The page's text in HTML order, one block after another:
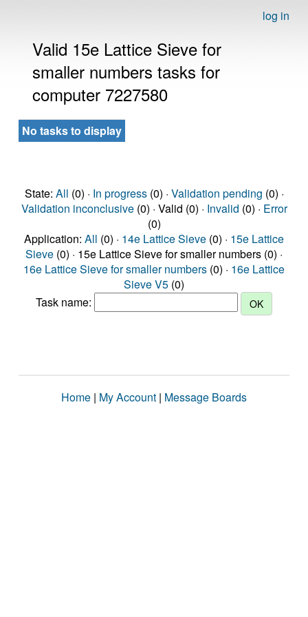
log in
Valid 15e Lattice Sieve for
smaller numbers tasks for
computer 7227580
No tasks to display
State: All (0) · In progress(0) · Validation pending (0) ·
Validation inconclusive(0) · Valid (0) · Invalid (0) · Error
(0)
Application: All (0) · 14e Lattice Sieve (0) · 15e Lattice
Sieve (0) · 15e Lattice Sieve for smaller numbers (0) ·
16e Lattice Sieve for smaller numbers (0) · 16e Lattice
Sieve V5 (0)
Task name:
Home | My Account | Message Boards